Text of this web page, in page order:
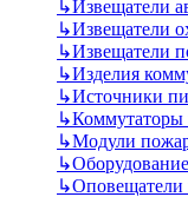
↳Извещатели
↳Извещатели
↳Извещатели
↳Изделия
↳Источники
↳
↳Модули
↳
↳